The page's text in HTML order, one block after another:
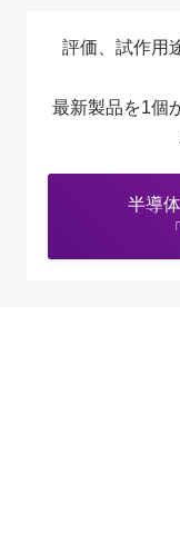
評価、試作用
最新製品を1個
半導